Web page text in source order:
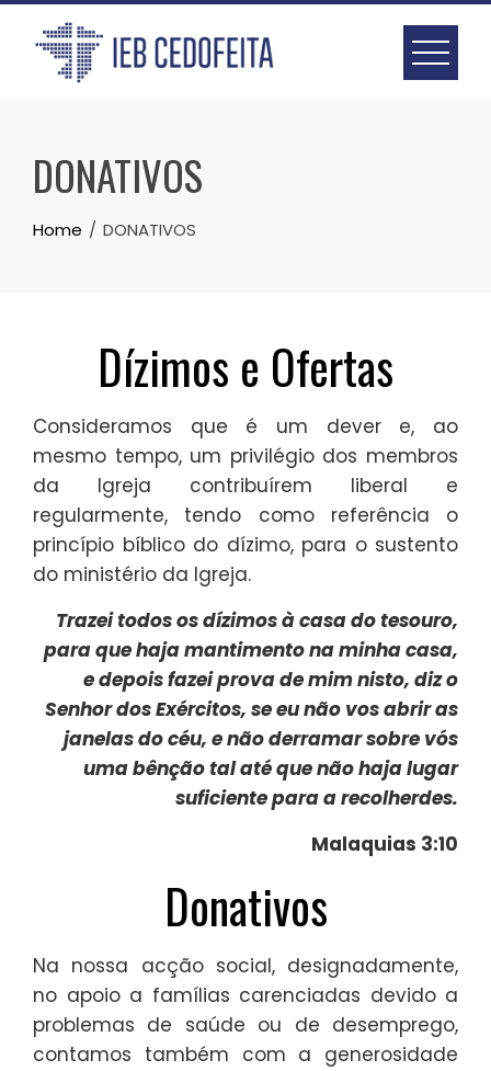
Skip
content
DONATIVOS
Home DONATIVOS
Dízimos e Ofertas
Consideramos que é um dever e, ao
mesmo tempo, um privilégio dos membros
da Igreja contribuírem liberal e
regularmente, tendo como referência o
princípio bíblico do dízimo, para o sustento
do ministério da Igreja.
Trazei todos os dízimos à casa do tesouro,
para que haja mantimento na minha casa,
e depois fazei prova de mim nisto, diz o
Senhor dos Exércitos, se eu não vos abrir as
janelas do céu, e não derramar sobre vós
uma bênção tal até que não haja lugar
suficiente para a recolherdes.
Malaquias 3:10
Donativos
Na nossa acção social, designadamente,
no apoio a famílias carenciadas devido a
problemas de saúde ou de desemprego,
contamos também com a generosidade